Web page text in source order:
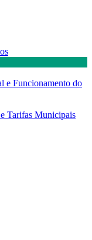
e Funcionamento do
Tarifas Municipais